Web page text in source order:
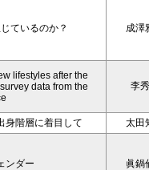
ているのか？ 成澤
lifestyles after the
data from the
李
身階層に着目して 太田
ンダー 眞鍋